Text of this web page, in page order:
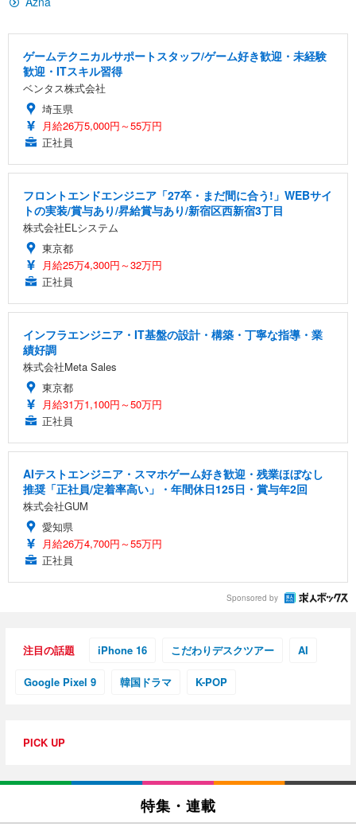
Sezlife オフィスチェア デスクチェア 疲れない テレ
ワーク チェア 強化バックレスト 30度ロッキング機
能 人間工学 椅子 腰サポート 90度跳ね上げ式アーム
レスト 3Dヘッドレスト ハンガー付き 高反発クッシ
ョン PCチェア 通気性メッシュ ゲーミング/勉強/事
￥7,680
Sezlife オフィスチェア デスクチェア 疲れない テレ
能 人間工学 椅子 腰サポート 90度跳ね上げ式アーム
レスト 3Dヘッドレスト ハンガー付き 高反発クッシ
ョン PCチェア 通気性メッシュ ゲーミング/勉強/事
務用 おしゃれ パソコンチェア (ホワイト)
ANDWINT オフィスチェア デスクチェア 肘なし メ
ト 幅52×奥行58.5×高さ84～96cm テレワーク 在宅
【純正品】27"ゲーミングモニター DualSense 充電
フック付き（CFI-ZDM1J）
￥49,979
【整備済み品】Dell E2724HS 27インチ 液晶モニタ
ort/VGA スピーカー内蔵 高さ調整 スイベル VESA対
応 ComfortView ビジネス向け
【MiniLED/24.5inch/280Hz/FHD】GRAPHT THE S
像低減 (3年保証 | 輝点保証 | 日本メーカー)
ネオ・ルーライフ ネオ・オムツ L 中型犬用 26枚入
り 単品
￥1,800
Smart Basic(スマートベーシック) 【Amazon.co.jp
超厚型 お徳用 ワイド 100枚入 (x 1) (ケース販売)
アイリスオーヤマ ペットシーツ 超厚型 お徳用 レギ
￥3,731
ゲームテクニカルサポートスタッフ/ゲーム好き歓迎・未経験
歓迎・ITスキル習得
ベンタス株式会社
埼玉県
月給26万5,000円～55万円
正社員
フロントエンドエンジニア「27卒・まだ間に合う!」WEBサイ
トの実装/賞与あり/昇給賞与あり/新宿区西新宿3丁目
株式会社ELシステム
東京都
月給25万4,300円～32万円
正社員
インフラエンジニア・IT基盤の設計・構築・丁寧な指導・業
績好調
株式会社Meta Sales
東京都
月給31万1,100円～50万円
正社員
AIテストエンジニア・スマホゲーム好き歓迎・残業ほぼなし
推奨「正社員/定着率高い」・年間休日125日・賞与年2回
株式会社GUM
愛知県
月給26万4,700円～55万円
正社員
Sponsored by
注目の話題 iPhone 16 こだわりデスクツアー AI
Google Pixel 9 韓国ドラマ K-POP
PICK UP
特集・連載